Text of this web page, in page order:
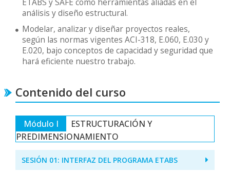
análisis y diseño estructural.
Modelar, analizar y diseñar proyectos reales,
según las normas vigentes ACI-318, E.060, E.030 y
E.020, bajo conceptos de capacidad y seguridad que
hará eficiente nuestro trabajo.
Contenido del curso
Módulo I
ESTRUCTURACIÓN Y
PREDIMENSIONAMIENTO
SESIÓN 01: INTERFAZ DEL PROGRAMA ETABS